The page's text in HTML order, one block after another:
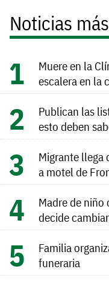
Noticias
Muere en la
escalera en la
Publican las
esto deben
Migrante llega
a motel de
Madre de niño
decide
Familia
funeraria